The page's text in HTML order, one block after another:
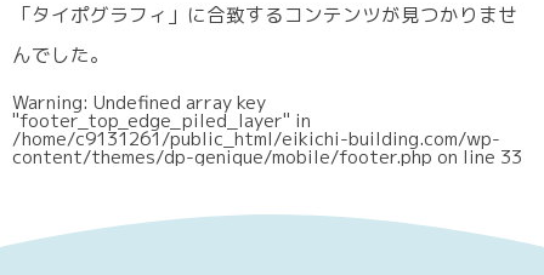
「タイポグラフィ」に合致するコンテンツが見つかりませ
んでした。
Warning: Undefined array key
"footer_top_edge_piled_layer" in
/home/c9131261/public_html/eikichi-building.com/wp-
content/themes/dp-genique/mobile/footer.php on line 33